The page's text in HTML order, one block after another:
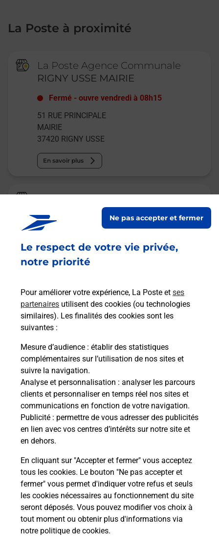
Le respect de votre vie privée,
notre priorité
Pour améliorer votre expérience, La Poste et ses
partenaires utilisent des cookies (ou technologies
similaires). Les finalités des cookies sont les
suivantes :
Mesure d’audience : établir des statistiques
complémentaires sur l’utilisation de nos sites et
suivre la navigation.
Analyse et personnalisation : analyser les parcours
clients et personnaliser en temps réel nos sites et
communications en fonction de votre navigation.
Publicité : permettre de vous adresser des publicités
en lien avec vos centres d’intérêts sur notre site et
en dehors.
En cliquant sur "Accepter et fermer" vous acceptez
tous les cookies. Le bouton "Ne pas accepter et
fermer" vous permet d'indiquer votre refus et seuls
les cookies nécessaires au fonctionnement du site
seront déposés. Vous pouvez modifier vos choix à
tout moment ou obtenir plus d'informations via
notre politique de cookies.
Ne pas accepter et fermer
La Poste à proximité
La Poste Agence Communale
RIGNY USSE MAIRIE
Fermé -ouvre vendredi à 08h15
51 RUE PRINCIPALE
MAIRIE
37420 RIGNY USSE
En savoir plus
Relais Pickup
LA FARANDOLE DES PAINS
ouvre vendredi à 07h00
3 RUE DES PERRES
37420 HUISMES
Malin !
La Poste
en ligne
Ouvert 24h/24
En savoir plus
RIGNY USSE